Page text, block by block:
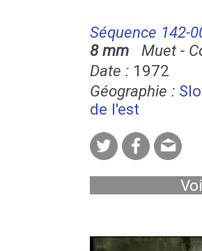
Séquence 142-
8 mm Muet -
Date : 1972
Géographie :
de l'est